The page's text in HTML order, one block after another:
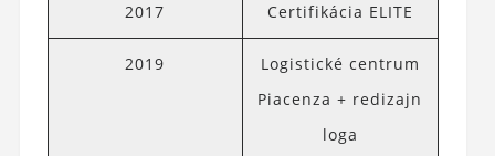
2017 Certifikácia ELITE
2019
Logistické centrum
Piacenza + redizajn
loga